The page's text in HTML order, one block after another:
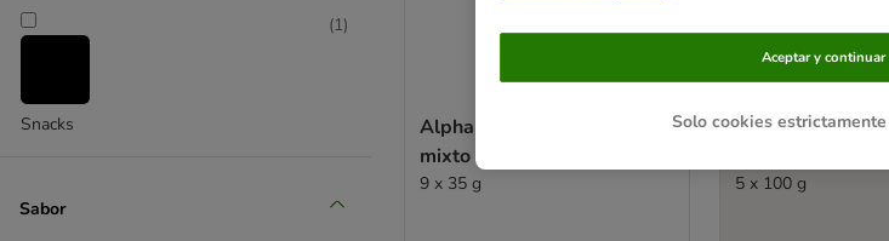
Snacks
(1)
Sabor
Alpha Spirit snacks - Pack
mixto 9 x 35 g
9 x 35 g
Alpha Spirit
5 x 100 g
Solo cookies
Aceptar y continuar